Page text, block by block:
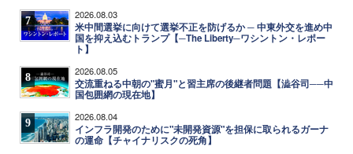
7 2026.08.03
米中間選挙に向けて選挙不正を防げるか ─ 中東外交を進め中
国を抑え込むトランプ【─The Liberty─ワシントン・レポー
ト】
8 2026.08.05
交流重ねる中朝の"蜜月"と習主席の後継者問題【澁谷司──中
国包囲網の現在地】
9 2026.08.04
インフラ開発のために"未開発資源"を担保に取られるガーナ
の運命【チャイナリスクの死角】